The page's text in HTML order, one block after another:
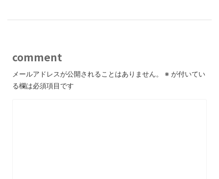
comment
メールアドレスが公開されることはありません。 ※ が付いてい
る欄は必須項目です